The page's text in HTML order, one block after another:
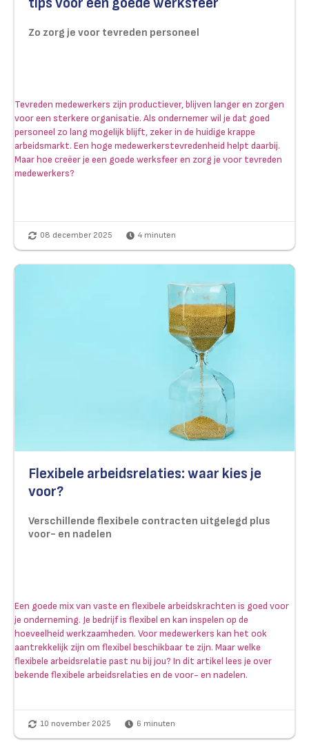
Zo zorg je voor tevreden personeel
Tevreden medewerkers zijn productiever, blijven langer en zorgen
voor een sterkere organisatie. Als ondernemer wil je dat goed
personeel zo lang mogelijk blijft, zeker in de huidige krappe
arbeidsmarkt. Een hoge medewerkerstevredenheid helpt daarbij.
Maar hoe creëer je een goede werksfeer en zorg je voor tevreden
medewerkers?
08 december 2025 4 minuten
Flexibele arbeidsrelaties: waar kies je
voor?
Verschillende flexibele contracten uitgelegd plus
voor- en nadelen
Een goede mix van vaste en flexibele arbeidskrachten is goed voor
je onderneming. Je bedrijf is flexibel en kan inspelen op de
hoeveelheid werkzaamheden. Voor medewerkers kan het ook
aantrekkelijk zijn om flexibel beschikbaar te zijn. Maar welke
flexibele arbeidsrelatie past nu bij jou? In dit artikel lees je over
bekende flexibele arbeidsrelaties en de voor- en nadelen.
10 november 2025 6 minuten